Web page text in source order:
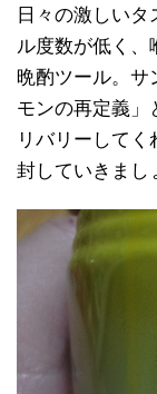
日々の激しい
ル度数が低く
晩酌ツール。サ
モンの再定義」
リバリーして
封していきまし